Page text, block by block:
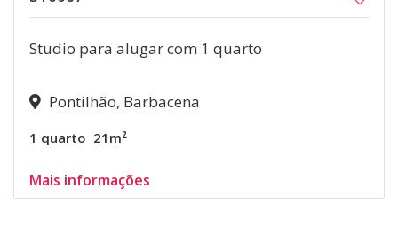
Studio para alugar com 1 quarto
Pontilhão, Barbacena
1 quarto 21m²
Mais informações